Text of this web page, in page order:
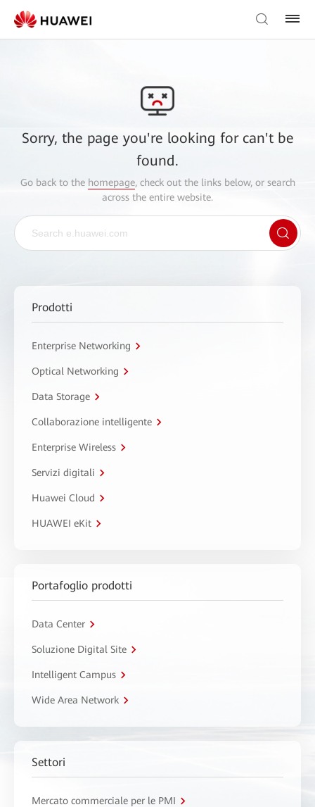
Sorry, the page you're looking for can't be
found.
Go back to the homepage, check out the links below, or search
across the entire website.
Prodotti
Enterprise Networking
Optical Networking
Data Storage
Collaborazione intelligente
Enterprise Wireless
Servizi digitali
Huawei Cloud
HUAWEI eKit
Portafoglio prodotti
Data Center
Soluzione Digital Site
Intelligent Campus
Wide Area Network
Settori
Mercato commerciale per le PMI